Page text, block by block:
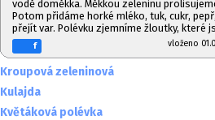
vodě doměkka. Měkkou zeleninu
Potom přidáme horké mléko, tuk, cukr,
přejít var. Polévku zjemníme žloutky, které
f vloženo
Kroupová zeleninová
Kulajda
Květáková polévka